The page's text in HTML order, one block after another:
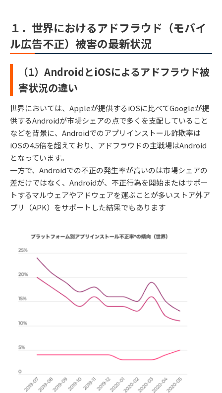
１．世界におけるアドフラウド（モバイ
ル広告不正）被害の最新状況
（1）AndroidとiOSによるアドフラウド被
害状況の違い
世界においては、Appleが提供するiOSに比べてGoogleが提
供するAndroidが市場シェアの点で多くを支配していること
などを背景に、Androidでのアプリインストール詐欺率は
iOSの4.5倍を超えており、アドフラウドの主戦場はAndroid
となっています。
一方で、Androidでの不正の発生率が高いのは市場シェアの
差だけではなく、Androidが、不正行為を開始またはサポー
トするマルウェアやアドウェアを運ぶことが多いストア外ア
プリ（APK）をサポートした結果でもあります